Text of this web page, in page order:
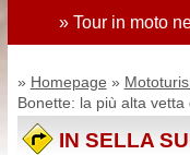
» Tour in moto
» Homepage »
Bonette: la più alta
IN SELLA